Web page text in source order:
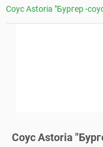
Соус Astoria "Бургер -
Соус Astoria